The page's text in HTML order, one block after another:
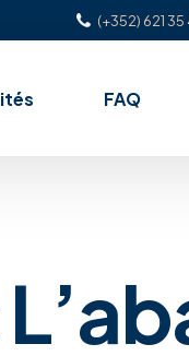
(+352) 621 35
FAQ